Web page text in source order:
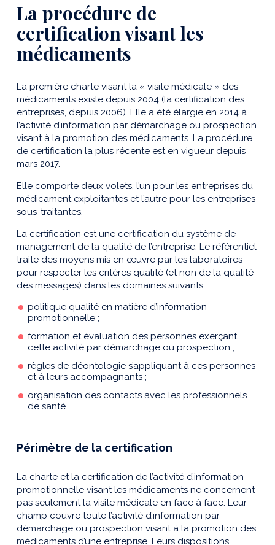
La procédure de
certification visant les
médicaments
La première charte visant la « visite médicale » des
médicaments existe depuis 2004 (la certification des
entreprises, depuis 2006). Elle a été élargie en 2014 à
l’activité d’information par démarchage ou prospection
visant à la promotion des médicaments. La procédure
de certification la plus récente est en vigueur depuis
mars 2017.
Elle comporte deux volets, l’un pour les entreprises du
médicament exploitantes et l’autre pour les entreprises
sous-traitantes.
La certification est une certification du système de
management de la qualité de l’entreprise. Le référentiel
traite des moyens mis en œuvre par les laboratoires
pour respecter les critères qualité (et non de la qualité
des messages) dans les domaines suivants :
politique qualité en matière d’information
promotionnelle ;
formation et évaluation des personnes exerçant
cette activité par démarchage ou prospection ;
règles de déontologie s’appliquant à ces personnes
et à leurs accompagnants ;
organisation des contacts avec les professionnels
de santé.
Périmètre de la certification
La charte et la certification de l’activité d’information
promotionnelle visant les médicaments ne concernent
pas seulement la visite médicale en face à face. Leur
champ couvre toute l’activité d’information par
démarchage ou prospection visant à la promotion des
médicaments d’une entreprise. Leurs dispositions